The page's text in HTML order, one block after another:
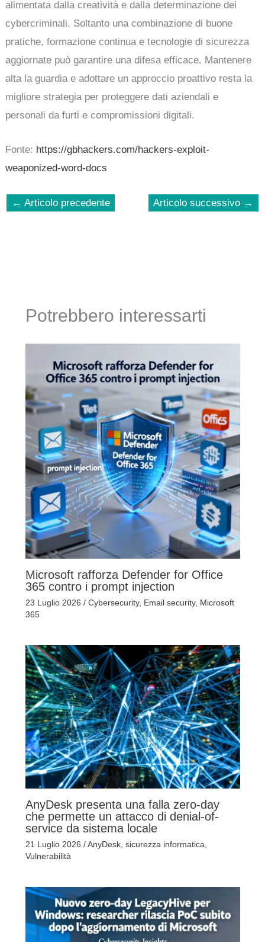
alimentata dalla creatività e dalla determinazione dei
cybercriminali. Soltanto una combinazione di buone
pratiche, formazione continua e tecnologie di sicurezza
aggiornate può garantire una difesa efficace. Mantenere
alta la guardia e adottare un approccio proattivo resta la
migliore strategia per proteggere dati aziendali e
personali da furti e compromissioni digitali.
Fonte: https://gbhackers.com/hackers-exploit-
weaponized-word-docs
← Articolo precedente Articolo successivo →
Potrebbero interessarti
Microsoft rafforza Defender for Office
365 contro i prompt injection
23 Luglio 2026 / Cybersecurity, Email security, Microsoft
365
AnyDesk presenta una falla zero-day
che permette un attacco di denial-of-
service da sistema locale
21 Luglio 2026 /AnyDesk, sicurezza informatica,
Vulnerabilità